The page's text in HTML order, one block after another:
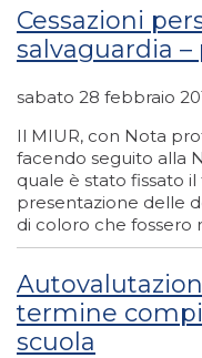
Cessazioni
salvaguardia
sabato 28 febbraio
Il MIUR, con Nota
facendo seguito alla
quale è stato fissato
presentazione delle
di coloro che fossero
termine
scuola